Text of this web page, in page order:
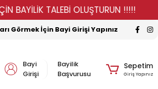
TALEBİ OLUŞTURUN !!!!!
Görmek İçin Bayi Girişi Yapınız
Bayi
Girişi
Bayilik
Başvurusu
Sepetim
Giriş Yapınız